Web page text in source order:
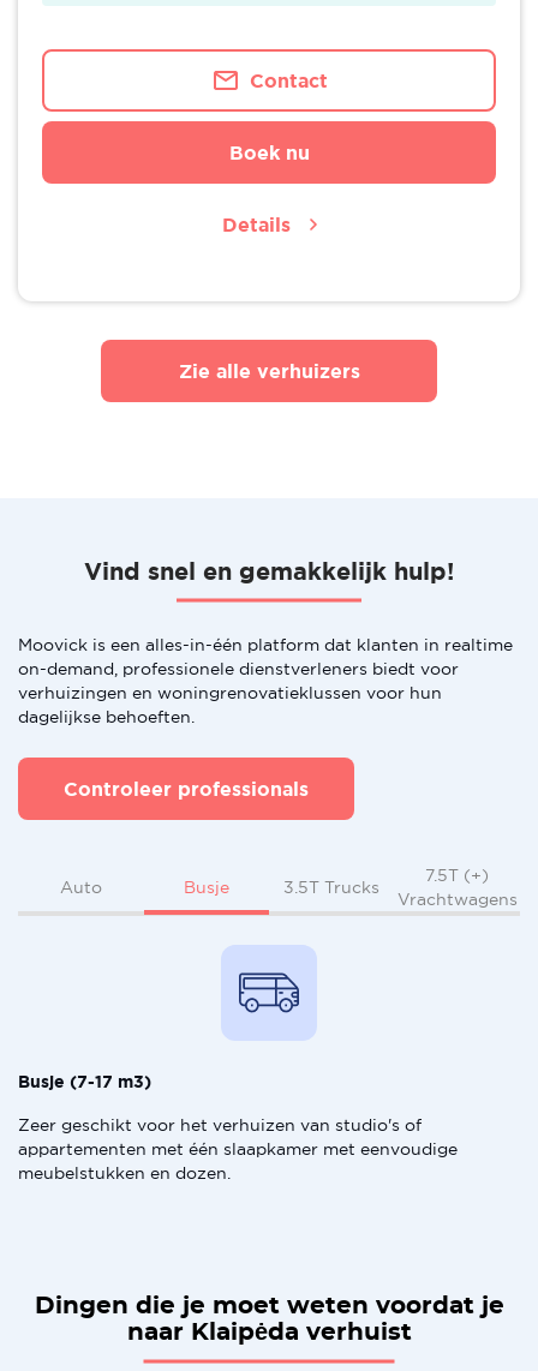
Contact
Boek nu
Details
Zie alle verhuizers
Vind snel en gemakkelijk hulp!
Moovick is een alles-in-één platform dat klanten in realtime
on-demand, professionele dienstverleners biedt voor
verhuizingen en woningrenovatieklussen voor hun
dagelijkse behoeften.
Controleer professionals
Auto Busje 3.5T Trucks
7.5T (+)
Vrachtwagens
Busje (7-17 m3)
Zeer geschikt voor het verhuizen van studio's of
appartementen met één slaapkamer met eenvoudige
meubelstukken en dozen.
Dingen die je moet weten voordat je
naar Klaipėda verhuist